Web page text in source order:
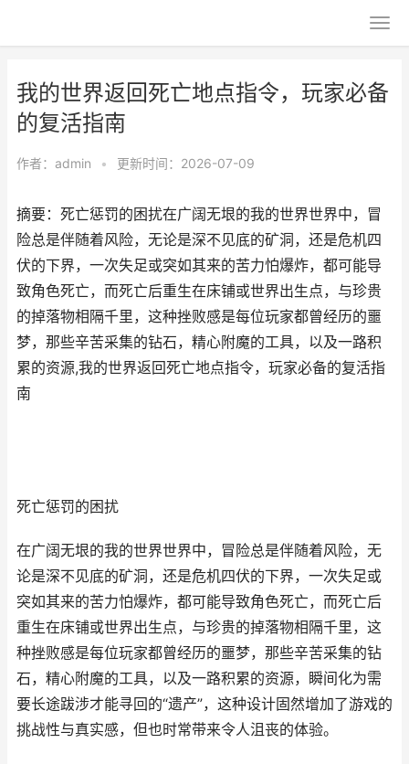
我的世界返回死亡地点指令，玩家必备
的复活指南
作者： admin • 更新时间：2026-07-09
摘要：死亡惩罚的困扰在广阔无垠的我的世界世界中，冒
险总是伴随着风险，无论是深不见底的矿洞，还是危机四
伏的下界，一次失足或突如其来的苦力怕爆炸，都可能导
致角色死亡，而死亡后重生在床铺或世界出生点，与珍贵
的掉落物相隔千里，这种挫败感是每位玩家都曾经历的噩
梦，那些辛苦采集的钻石，精心附魔的工具，以及一路积
累的资源,我的世界返回死亡地点指令，玩家必备的复活指
南
死亡惩罚的困扰
在广阔无垠的我的世界世界中，冒险总是伴随着风险，无
论是深不见底的矿洞，还是危机四伏的下界，一次失足或
突如其来的苦力怕爆炸，都可能导致角色死亡，而死亡后
重生在床铺或世界出生点，与珍贵的掉落物相隔千里，这
种挫败感是每位玩家都曾经历的噩梦，那些辛苦采集的钻
石，精心附魔的工具，以及一路积累的资源，瞬间化为需
要长途跋涉才能寻回的“遗产”，这种设计固然增加了游戏的
挑战性与真实感，但也时常带来令人沮丧的体验。